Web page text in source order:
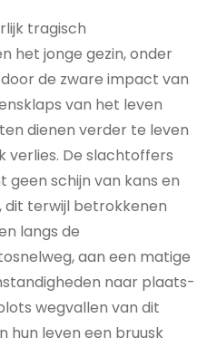
tragisch
het jonge gezin, onder
de zware impact van
van het leven
dienen verder te leven
verlies. De slachtoffers
geen schijn van kans en
dit terwijl betrokkenen
langs de
aan een matige
naar plaats-
wegvallen van dit
hun leven een bruusk